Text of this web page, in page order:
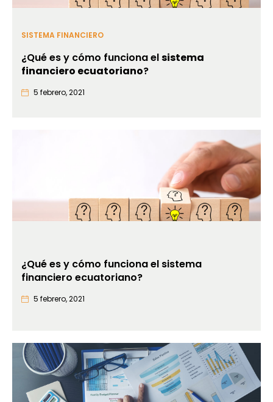
SISTEMA FINANCIERO
¿Qué es y cómo funciona elsistema
financiero ecuatoriano?
5 febrero, 2021
¿Qué es y cómo funciona el sistema
financiero ecuatoriano?
5 febrero, 2021